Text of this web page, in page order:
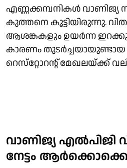
എണ്ണക്കമ്പനികള്‍ വാണിജ്യ
കുത്തനെ കൂട്ടിയിരുന്നു.
ആശങ്കകളും ഉയര്‍ന്ന
കാരണം
റെസ്‌റ്റോറന്റ് മേഖലയ്ക്ക്
വാണിജ്യ എല്‍പിജി
നേട്ടം